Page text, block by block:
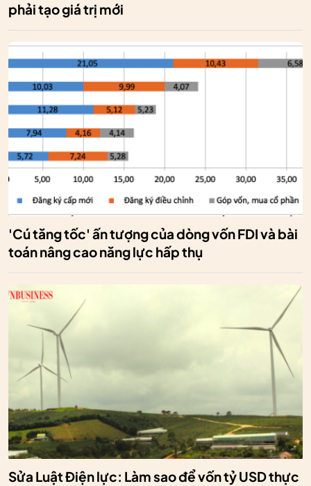
phải tạo giá trị mới
'Cú tăng tốc' ấn tượng của dòng vốn FDI và bài
toán nâng cao năng lực hấp thụ
Sửa Luật Điện lực: Làm sao để vốn tỷ USD thực